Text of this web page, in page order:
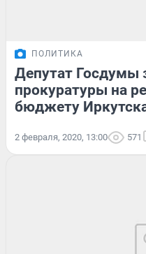
ПОЛИТИКА
Депутат Госдумы
прокуратуры на
бюджету
2 февраля, 2020, 13:00 571